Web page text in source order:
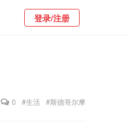
登录/注册
0 #生活 #斯德哥尔摩